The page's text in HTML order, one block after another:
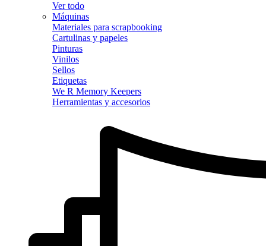
Ver todo
Máquinas
Materiales para scrapbooking
Cartulinas y papeles
Pinturas
Vinilos
Sellos
Etiquetas
We R Memory Keepers
Herramientas y accesorios